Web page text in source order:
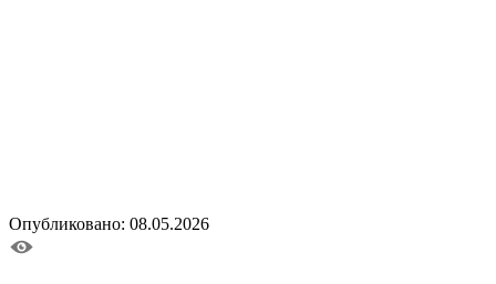
Опубликовано: 08.05.2026